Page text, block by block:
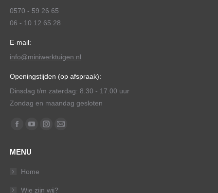
0570 - 59 26 65
06 - 10 12 65 28
E-mail:
info@miniwerktuigen.nl
Openingstijden (op afspraak):
Dinsdag t/m zaterdag: 8.30 - 17.00 uur
Zondag en maandag gesloten
Vind ons op:
Facebook
opens
YouTube
opens
Instagram
Mail
MENU
Home
Wie zijn wij?